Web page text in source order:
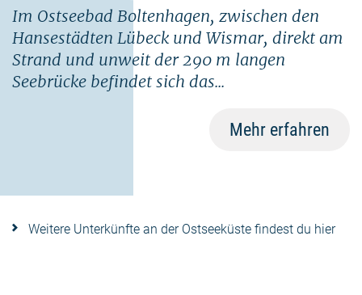
Im Ostseebad Boltenhagen, zwischen den
Hansestädten Lübeck und Wismar, direkt am
Strand und unweit der 290 m langen
Seebrücke befindet sich das...
Mehr erfahren
Weitere Unterkünfte an der Ostseeküste findest du hier